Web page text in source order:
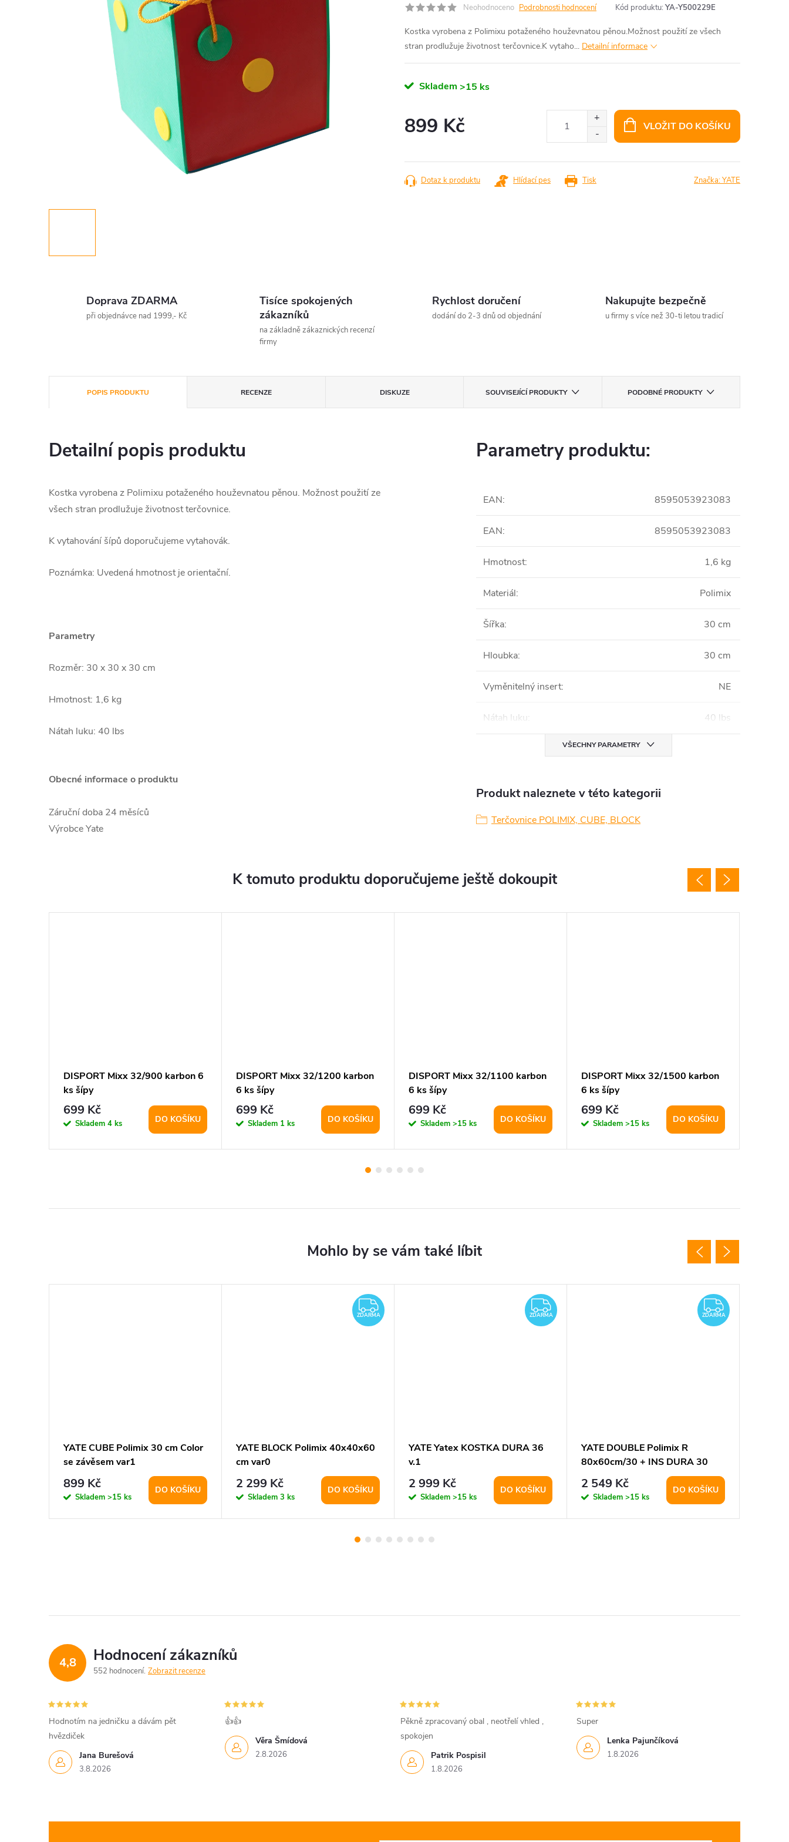
Neohodnoceno Podrobnosti hodnocení Kód produktu: YA-Y500229E
Kostka vyrobena z Polimixu potaženého houževnatou pěnou.Možnost použití ze všech
stran prodlužuje životnost terčovnice.K vytaho... Detailní informace
Skladem >15 ks
899 Kč VLOŽIT DO KOŠÍKU
Tisk
Dotaz k produktu Hlídací pes Značka:YATE
Doprava ZDARMA
při objednávce nad 1999,- Kč
Tisíce spokojených
zákazníků
na základně zákaznických recenzí
firmy
Rychlost doručení
dodání do 2-3 dnů od objednání
Nakupujte bezpečně
u firmy s více než 30-ti letou tradicí
POPIS PRODUKTU RECENZE DISKUZE SOUVISEJÍCÍ PRODUKTY PODOBNÉ PRODUKTY
Detailní popis produktu
Kostka vyrobena z Polimixu potaženého houževnatou pěnou. Možnost použití ze
všech stran prodlužuje životnost terčovnice.
K vytahování šípů doporučujeme vytahovák.
Poznámka: Uvedená hmotnost je orientační.
Parametry
Rozměr: 30 x 30 x 30 cm
Hmotnost: 1,6 kg
Nátah luku: 40 lbs
Obecné informace o produktu
Záruční doba 24 měsíců
VýrobceYate
Parametry produktu:
EAN: 8595053923083
EAN: 8595053923083
Hmotnost: 1,6 kg
Materiál: Polimix
Šířka: 30 cm
Hloubka: 30 cm
Vyměnitelný insert: NE
Nátah luku : 40 lbs
VŠECHNY PARAMETRY
Produkt naleznete v této kategorii
Terčovnice POLIMIX, CUBE, BLOCK
K tomuto produktu doporučujeme ještě dokoupit
DISPORT Mixx 32/900 karbon 6
ks šípy
699 Kč
Skladem 4 ks DO KOŠÍKU
DISPORT Mixx 32/1200 karbon
6 ks šípy
699 Kč
Skladem 1 ks DO KOŠÍKU
DISPORT Mixx 32/1100 karbon
6 ks šípy
699 Kč
Skladem >15 ks DO KOŠÍKU
DISPORT Mixx 32/1500 karbon
6 ks šípy
699 Kč
Skladem >15 ks DO KOŠÍKU
YATE CUBE Polimix 30 cm Color
se závěsem var1
899 Kč
Skladem >15 ks
DO KOŠÍKU
ZDARMA
ZDARMA
YATE BLOCK Polimix 40x40x60
cm var0
2 299 Kč
Skladem 3 ks
DO KOŠÍKU
ZDARMA
ZDARMA
YATE Yatex KOSTKA DURA 36
v.1
2 999 Kč
Skladem >15 ks
DO KOŠÍKU
ZDARMA
ZDARMA
YATE DOUBLE Polimix R
80x60cm/30 + INS DURA 30
2 549 Kč
Skladem >15 ks
DO KOŠÍKU
4,8 Hodnocení zákazníků
552 hodnocení Zobrazit recenze
Jana Burešová
3.8.2026
Hodnotím na jedničku a dávám pět
hvězdiček
Věra Šmídová
2.8.2026
👍👍
Patrik Pospisil
1.8.2026
Pěkně zpracovaný obal , neotřelí vhled ,
spokojen
Lenka Pajunčíková
1.8.2026
Super